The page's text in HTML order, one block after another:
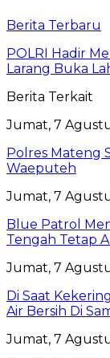
Berita Terbaru
POLRI Hadir
Larang Buka
Berita Terkait
Jumat, 7
Polres Mateng
Waeputeh
Jumat, 7
Blue Patrol
Tengah Tetap
Jumat, 7
Di Saat
Air Bersih Di
Jumat, 7